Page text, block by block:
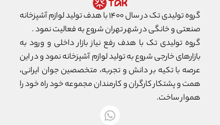
گروه تولیدی تک در سال ۱۴۰۰ با هدف تولید لوازم آشپزخانه
صنعتی و خانگی در شهر تهران شروع به فعالیت نمود .
گروه تولیدی تک با هدف رفع نیاز بازار داخلی و ورود به
بازارهای خارجی شروع به تولید لوازم آشپزخانه نمود و در این
عرصه با تکیه بر دانش و تجربه، متخصصین جوان ایرانی،
همت و پشتکار کارگران و کارمندان مجموعه خود راه خود را
هموار ساخت.